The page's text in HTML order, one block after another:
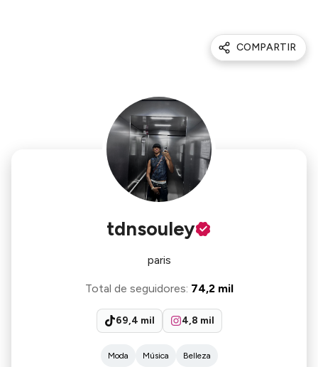
COMPARTIR
tdnsouley
paris
Total de seguidores: 74,2 mil
69,4 mil 4,8 mil
Moda Música Belleza